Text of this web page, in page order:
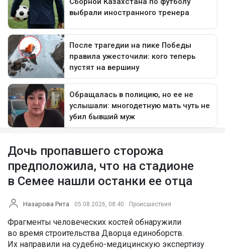
Дочь пропавшего сторожа
предположила, что на стадионе
в Семее нашли останки ее отца
Назарова Рита 05.08.2026, 08:40 Происшествия
Фрагменты человеческих костей обнаружили
во время строительства Дворца единоборств.
Их направили на судебно-медицинскую экспертизу